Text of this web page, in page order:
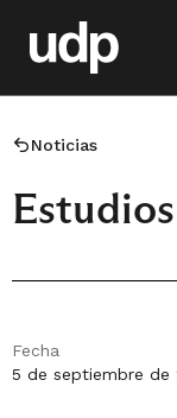
Noticias
Fecha
5 de septiembre de